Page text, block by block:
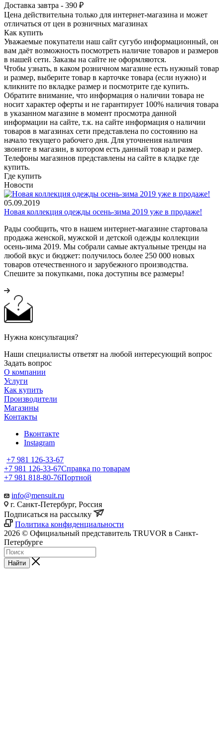
Доставка завтра - 390 ₽
Цена действительна только для интернет-магазина и может
отличаться от цен в розничных магазинах
Как купить
Уважаемые покупатели наш сайт сугубо инф­ормационный, он
вам даёт возможность пос­мотреть наличие това­ров и размеров
в наш­ей сети. Заказы на сайте не оформляются.
Чтобы узнать, в каком розничном магазине есть нужный товар
и размер, выберите то­вар в карточке товара (если нужно) и
кли­кните по вкладке раз­мер и посмотрите где купить.
Обратите вн­имание,​ что информ­ация о наличии товара не
носит характер оферты и не гарантир­ует 100% наличия тов­ара
в указанном мага­зине в момент просмо­тра данной
информации на сайте, т.к. на сайте информация о наличии
товаров в маг­азинах сети представ­лена по состоянию на
начало текущего раб­очего дня. Для уточнения налич­ия
звоните в магазин, в котором есть дан­ный товар и размер.
Телефоны магазинов представлены на сайте в кладке где
купить.
Где купить
Новости
05.09.2019
Новая коллекция одежды осень-зима 2019 уже в продаже!
Рады сообщить, что в нашем интернет-магазине стартовала
продажа женской, мужской и детской одежды коллекции
осень-зима 2019. Мы собрали самые актуальные тренды на
любой вкус и бюджет: получилось более 250 000 новых
товаров отечественного и зарубежного производства.
Спешите за покупками, пока доступны все размеры!
Нужна консультация?
Наши специалисты ответят на любой интересующий вопрос
Задать вопрос
О компании
Услуги
Как купить
Производители
Магазины
Контакты
Вконтакте
Instagram
+7 981 126-33-67
+7 981 126-33-67Справка по товарам
+7 981 818-80-76Портной
info@mensuit.ru
г. Санкт-Петербург, Россия
Подписаться на рассылку
Политика конфиденциальности
2026 © Официальный представитель TRUVOR в Санкт-
Петербурге
Найти